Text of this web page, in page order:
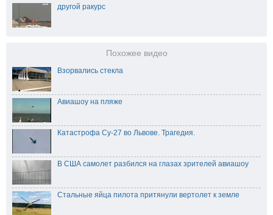
другой ракурс
Похожее видео
Взорвались стекла
Авиашоу на пляже
Катастрофа Су-27 во Львове. Трагедия.
В США самолет разбился на глазах зрителей авиашоу
Стальные яйца пилота притянули вертолет к земле